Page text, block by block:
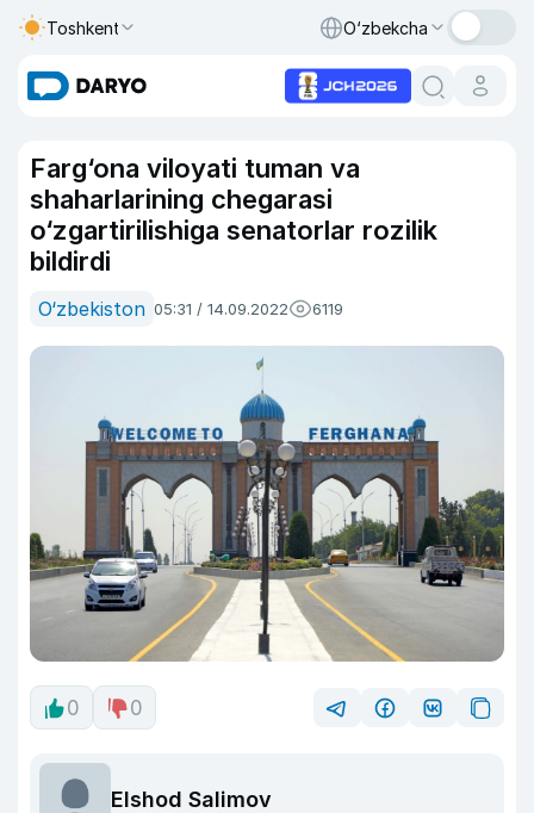
Toshkent O‘zbekcha
Farg‘ona viloyati tuman va
shaharlarining chegarasi
o‘zgartirilishiga senatorlar rozilik
bildirdi
O‘zbekiston 05:31 / 14.09.2022 6119
0 0
Elshod Salimov